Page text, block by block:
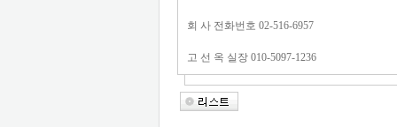
회 사 전화번호 02-516-6957
고 선 옥 실장 010-5097-1236